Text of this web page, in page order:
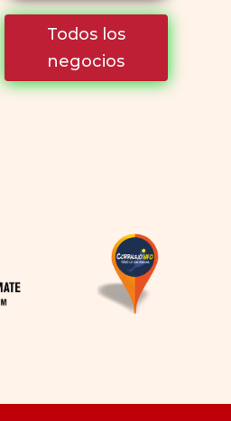
Todos los
negocios